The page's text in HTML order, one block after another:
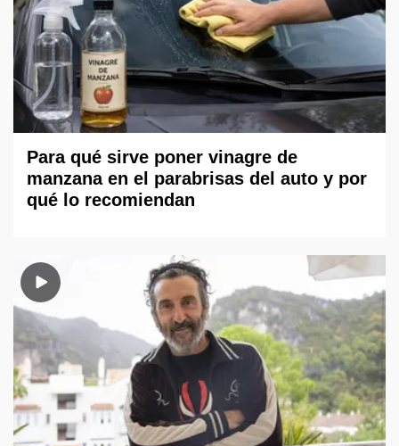
Para qué sirve poner vinagre de
manzana en el parabrisas del auto y por
qué lo recomiendan